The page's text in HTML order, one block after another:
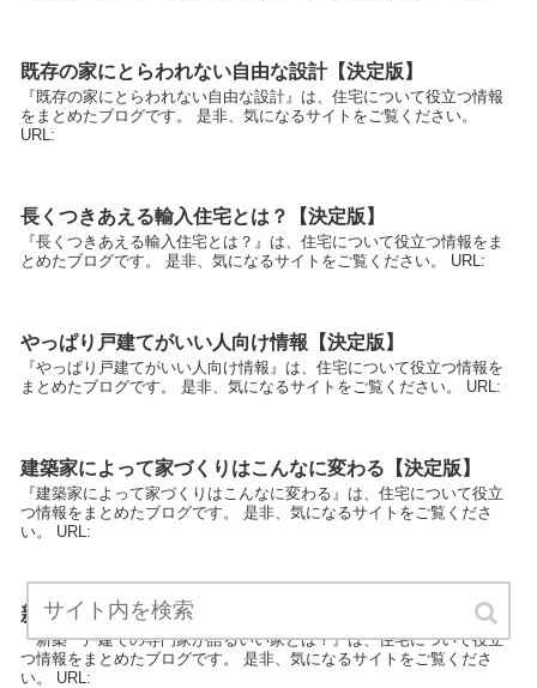
既存の家にとらわれない自由な設計【決定版】
『既存の家にとらわれない自由な設計』は、住宅について役立つ情報
をまとめたブログです。 是非、気になるサイトをご覧ください。
URL:
長くつきあえる輸入住宅とは？【決定版】
『長くつきあえる輸入住宅とは？』は、住宅について役立つ情報をま
とめたブログです。 是非、気になるサイトをご覧ください。 URL:
やっぱり戸建てがいい人向け情報【決定版】
『やっぱり戸建てがいい人向け情報』は、住宅について役立つ情報を
まとめたブログです。 是非、気になるサイトをご覧ください。 URL:
建築家によって家づくりはこんなに変わる【決定版】
『建築家によって家づくりはこんなに変わる』は、住宅について役立
つ情報をまとめたブログです。 是非、気になるサイトをご覧くださ
い。 URL:
新築一戸建ての専門家が語るいい家とは？【決定版】
『新築一戸建ての専門家が語るいい家とは？』は、住宅について役立
つ情報をまとめたブログです。 是非、気になるサイトをご覧くださ
い。 URL: